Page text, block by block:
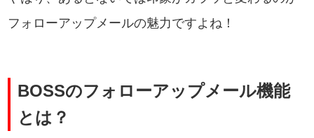
フォローアップメールの魅力ですよね！
BOSSのフォローアップメール機能
とは？